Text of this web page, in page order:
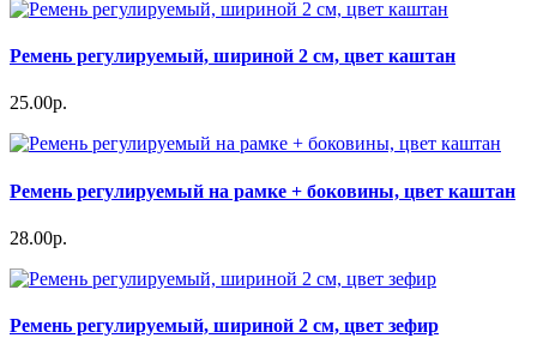
Ремень регулируемый, шириной 2 см, цвет каштан
25.00р.
Ремень регулируемый на рамке + боковины, цвет каштан
28.00р.
Ремень регулируемый, шириной 2 см, цвет зефир